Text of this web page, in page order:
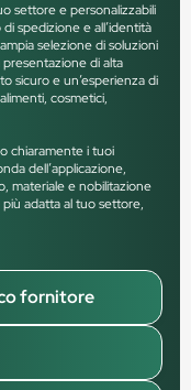
settore e personalizzabili
spedizione e all’identità
selezione di soluzioni
di alta
sicuro e un’esperienza di
cosmetici,
chiaramente i tuoi
dell’applicazione,
materiale e nobilitazione
adatta al tuo settore,
fornitore